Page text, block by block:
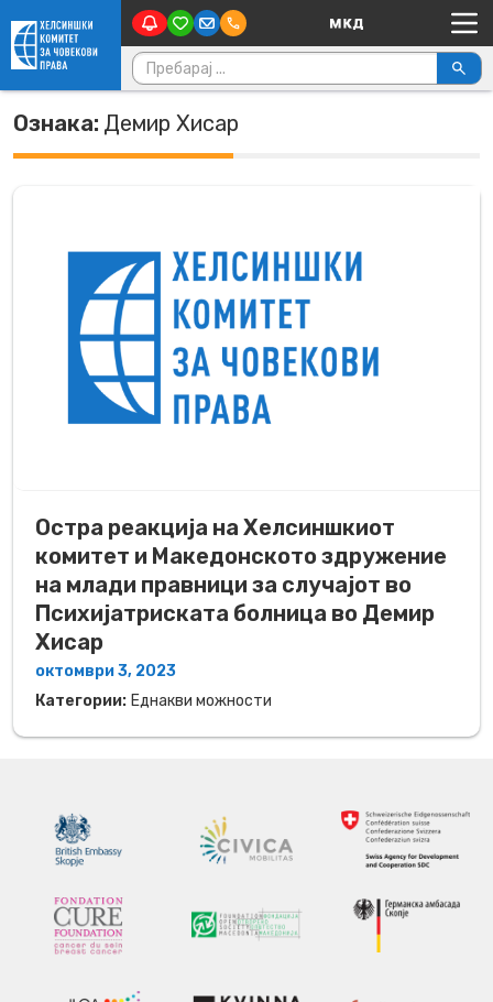
Skip to content Main Navigation
Пребарувај за:
Ознака: Демир Хисар
Остра реакција на Хелсиншкиот
комитет и Македонското здружение
на млади правници за случајот во
Психијатриската болница во Демир
Хисар
октомври 3, 2023
Категории: Еднакви можности